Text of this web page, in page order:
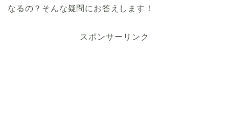
なるの？そんな疑問にお答えします！
スポンサーリンク